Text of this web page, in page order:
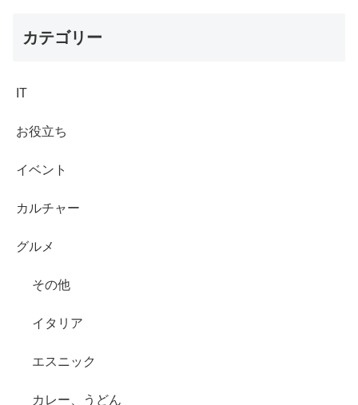
カテゴリー
IT
お役立ち
イベント
カルチャー
グルメ
その他
イタリア
エスニック
カレー、うどん